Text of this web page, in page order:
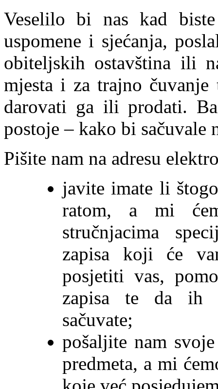
Veselilo bi nas kad
uspomene i sjećanja,
obiteljskih ostavština ili
mjesta i za trajno čuvanje
darovati ga ili prodati.
postoje – kako bi sačuvale
Pišite nam na adresu
javite imate li
ratom, a mi
stručnjacima
zapisa koji će
posjetiti vas,
zapisa te da ih
sačuvate;
pošaljite nam
predmeta, a mi